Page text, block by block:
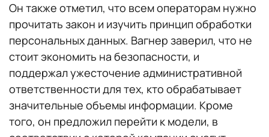
Он также отметил, что всем операторам нужно
прочитать закон и изучить принцип обработки
персональных данных. Вагнер заверил, что не
стоит экономить на безопасности, и
поддержал ужесточение административной
ответственности для тех, кто обрабатывает
значительные объемы информации. Кроме
того, он предложил перейти к модели, в